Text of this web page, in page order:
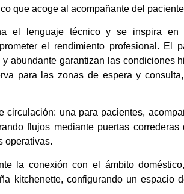
que acoge al acompañante del
el lenguaje técnico y se inspira en
el rendimiento profesional. El
abundante garantizan las condiciones
para las zonas de espera y
circulación: una para pacientes,
flujos mediante puertas
operativas.
la conexión con el ámbito
kitchenette, configurando un espacio